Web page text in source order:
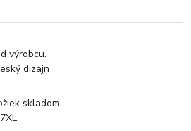
výrobcu.
dizajn
skladom